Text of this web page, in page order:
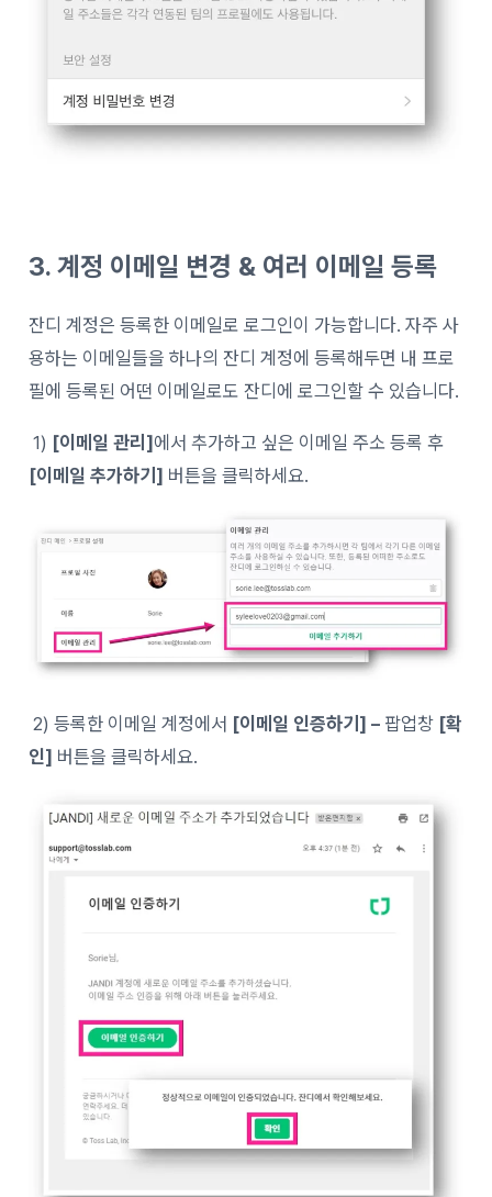
3. 계정 이메일 변경 & 여러 이메일 등록
잔디 계정은 등록한 이메일로 로그인이 가능합니다. 자주 사
용하는 이메일들을 하나의 잔디 계정에 등록해두면 내 프로
필에 등록된 어떤 이메일로도 잔디에 로그인할 수 있습니다.
1) [이메일 관리]에서 추가하고 싶은 이메일 주소 등록 후
[이메일 추가하기] 버튼을 클릭하세요.
2) 등록한 이메일 계정에서 [이메일 인증하기] – 팝업창 [확
인] 버튼을 클릭하세요.